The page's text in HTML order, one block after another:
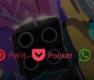
Pin it Pocket